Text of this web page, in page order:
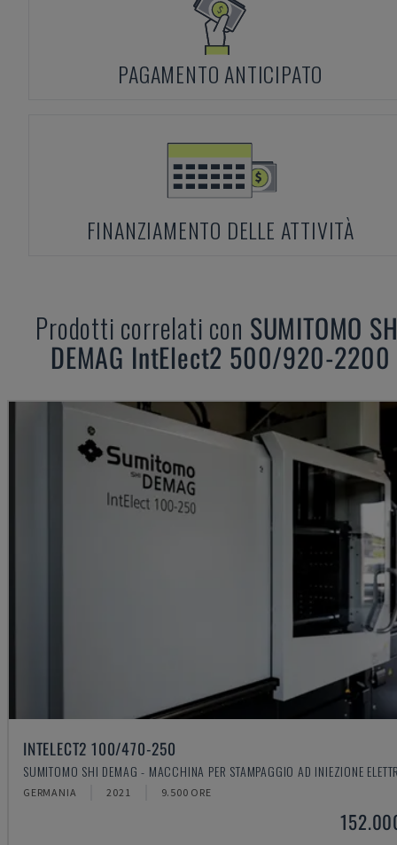
PAGAMENTO ANTICIPATO
FINANZIAMENTO DELLE ATTIVITÀ
Prodotti correlati con SUMITOMO
DEMAG IntElect2 500/920-2200
INTELECT2 100/470-250
SUMITOMO SHI DEMAG - MACCHINA PER STAMPAGGIO AD INIEZIONE
GERMANIA 2021 9.500 ORE